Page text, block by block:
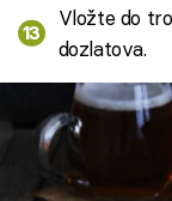
Vložte do
dozlatova.